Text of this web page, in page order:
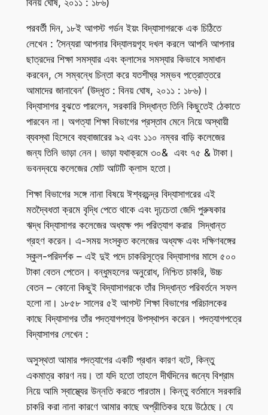
বিনয় ঘোষ, ২০১১ : ১৮৬)
পরবর্তী দিন, ১৮ই আগস্ট গর্ডন ইয়ং বিদ্যাসাগরকে এক চিঠিতে
লেখেন : ‘সৈন্যরা আপনার বিদ্যালয়গৃহ দখল করলে আপনি আপনার
ছাত্রদের শিক্ষা সমস্যার এবং ক্লাসের সমস্যার কিভাবে সমাধান
করবেন, সে সম্বন্ধে চিন্তা করে যতশীঘ্র সম্ভব পত্রোত্তরে
আমাদের জানাবেন’ (উদ্ধৃত : বিনয় ঘোষ, ২০১১ : ১৮৬)।
বিদ্যাসাগর বুঝতে পারলেন, সরকারি সিদ্ধান্ত তিনি কিছুতেই ঠেকাতে
পারবেন না। অগত্যা শিক্ষা বিভাগের প্রস্তাব মেনে নিয়ে অস্থায়ী
ব্যবস্থা হিসেবে বহুবাজারের ৯২ এবং ১১০ নম্বর বাড়ি কলেজের
জন্য তিনি ভাড়া নেন। ভাড়া যথাক্রমে ৩০& এবং ৭৫ & টাকা।
ভবনদ্বয়ে কলেজের মোট আটটি ক্লাস হতো।
শিক্ষা বিভাগের সঙ্গে নানা বিষয়ে ঈশ্বরচন্দ্র বিদ্যাসাগরের এই
মতদ্বৈধতা ক্রমে বৃদ্ধি পেতে থাকে এবং দৃঢ়চেতা জেদি পুরুষকার
ঋদ্ধ বিদ্যাসাগর কলেজের অধ্যক্ষ পদ পরিত্যাগ করার সিদ্ধান্ত
গ্রহণ করেন। এ-সময় সংস্কৃত কলেজের অধ্যক্ষ এবং দক্ষিণবঙ্গের
স্কুল-পরিদর্শক – এই দুই পদে চাকরিসূত্রে বিদ্যাসাগর মাসে ৫০০
টাকা বেতন পেতেন। বন্ধুমহলের অনুরোধ, নিশ্চিত চাকরি, উচ্চ
বেতন – কোনো কিছুই বিদ্যাসাগরকে তাঁর সিদ্ধান্ত পরিবর্তনে সফল
হলো না। ১৮৫৮ সালের ৫ই আগস্ট শিক্ষা বিভাগের পরিচালকের
কাছে বিদ্যাসাগর তাঁর পদত্যাগপত্র উপস্থাপন করেন। পদত্যাগপত্রে
বিদ্যাসাগর লেখেন :
অসুস্থতা আমার পদত্যাগের একটি প্রধান কারণ বটে, কিন্তু
একমাত্র কারণ নয়। তা যদি হতো তাহলে দীর্ঘদিনের জন্যে বিশ্রাম
নিয়ে আমি স্বাস্থ্যের উন্নতি করতে পারতাম। কিন্তু বর্তমানে সরকারি
চাকরি করা নানা কারণে আমার কাছে অপ্রীতিকর হয়ে উঠেছে। যে